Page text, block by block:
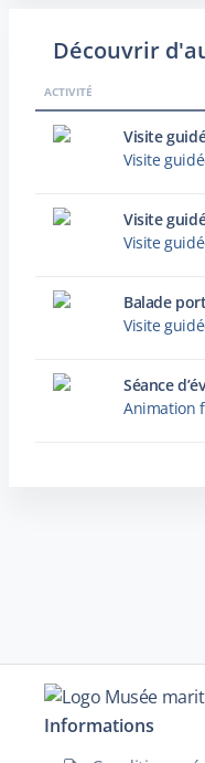
Découvrir
ACTIVITÉ
Visite
Visite
Visite
Balade
Visite
Séance
Animation
Informations